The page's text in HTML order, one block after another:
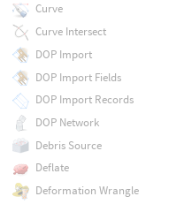
Curve
Curve Intersect
DOP Import
DOP Import Fields
DOP Import Records
DOP Network
Debris Source
Deflate
Deformation Wrangle